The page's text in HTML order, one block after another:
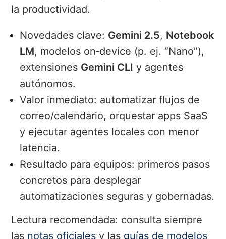
la productividad.
Novedades clave: Gemini 2.5, Notebook
LM, modelos on‑device (p. ej. “Nano”),
extensiones Gemini CLI y agentes
autónomos.
Valor inmediato: automatizar flujos de
correo/calendario, orquestar apps SaaS
y ejecutar agentes locales con menor
latencia.
Resultado para equipos: primeros pasos
concretos para desplegar
automatizaciones seguras y gobernadas.
Lectura recomendada: consulta siempre
las notas oficiales y las guías de modelos